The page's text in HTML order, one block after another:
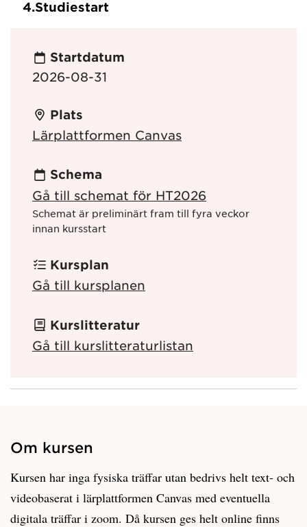
4.Studiestart
Startdatum
2026-08-31
Plats
Lärplattformen Canvas
Schema
Gå till schemat för HT2026
Schemat är preliminärt fram till fyra veckor
innan kursstart
Kursplan
Gå till kursplanen
Kurslitteratur
Gå till kurslitteraturlistan
Om kursen
Kursen har inga fysiska träffar utan bedrivs helt text- och
videobaserat i lärplattformen Canvas med eventuella
digitala träffar i zoom. Då kursen ges helt online finns